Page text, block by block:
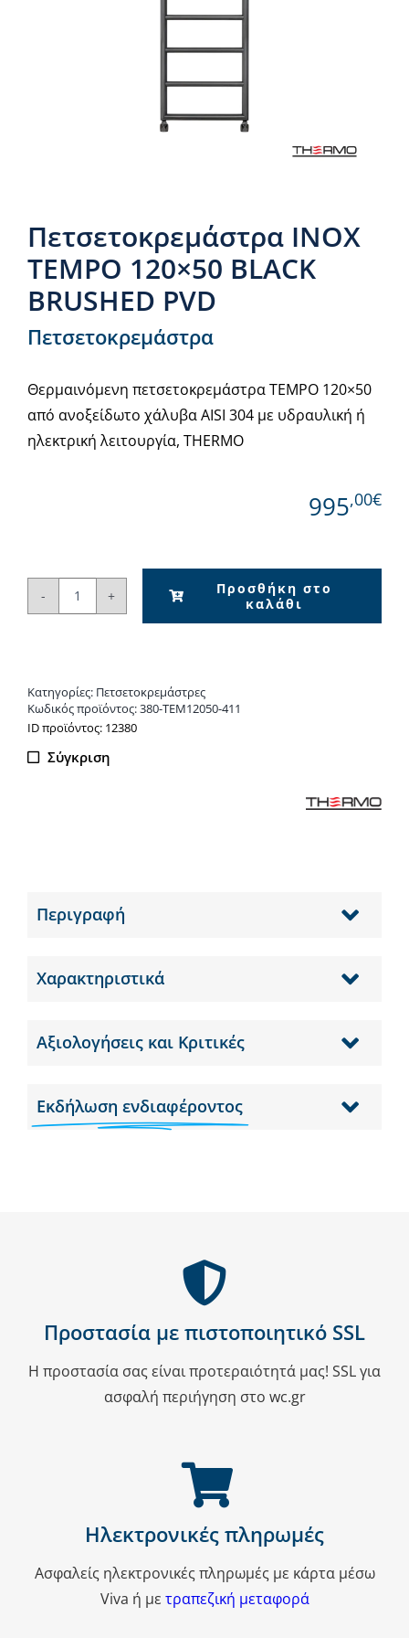
Πετσετοκρεμάστρα INOX
TEMPO 120×50 BLACK
BRUSHED PVD
Πετσετοκρεμάστρα
Θερμαινόμενη πετσετοκρεμάστρα TEMPO 120×50
από ανοξείδωτο χάλυβα AISI 304 με υδραυλική ή
ηλεκτρική λειτουργία, THERMO
995,00€
Πετσετοκρεμάστρα
BLACK
BRUSHED
ποσότητα
Προσθήκη στο
καλάθι
Κατηγορίες: Πετσετοκρεμάστρες
Κωδικός προϊόντος:380-TEM12050-411
ΙD προϊόντος: 12380
Σύγκριση
Περιγραφή
Χαρακτηριστικά
Αξιολογήσεις και Κριτικές
Εκδήλωση ενδιαφέροντος
Προστασία με πιστοποιητικό SSL
Η προστασία σας είναι προτεραιότητά μας! SSL για
ασφαλή περιήγηση στο wc.gr
Ηλεκτρονικές πληρωμές
Ασφαλείς ηλεκτρονικές πληρωμές με κάρτα μέσω
Viva ή με τραπεζική μεταφορά